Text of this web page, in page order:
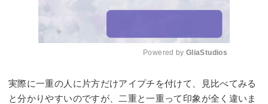
Powered by GliaStudios
実際に一重の人に片方だけアイプチを付けて、見比べてみる
と分かりやすいのですが、二重と一重って印象が全く違いま